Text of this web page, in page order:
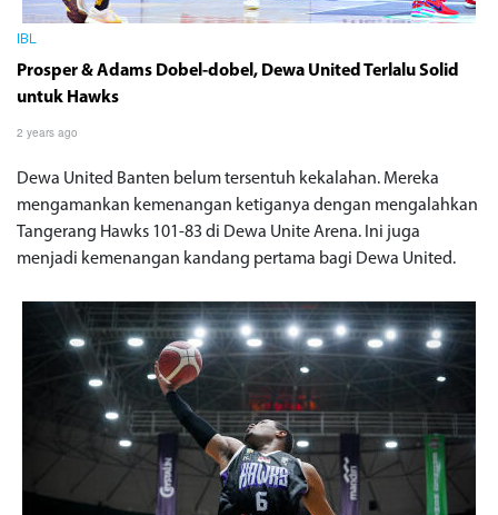
IBL
Prosper & Adams Dobel-dobel, Dewa United Terlalu Solid
untuk Hawks
2 years ago
Dewa United Banten belum tersentuh kekalahan. Mereka
mengamankan kemenangan ketiganya dengan mengalahkan
Tangerang Hawks 101-83 di Dewa Unite Arena. Ini juga
menjadi kemenangan kandang pertama bagi Dewa United.